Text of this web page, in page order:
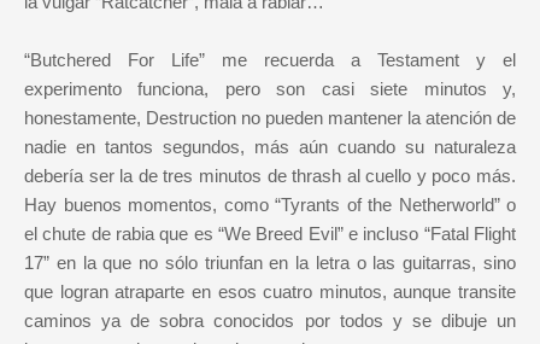
“Butchered For Life” me recuerda a Testament y el
experimento funciona, pero son casi siete minutos y,
honestamente, Destruction no pueden mantener la atención de
nadie en tantos segundos, más aún cuando su naturaleza
debería ser la de tres minutos de thrash al cuello y poco más.
Hay buenos momentos, como “Tyrants of the Netherworld” o
el chute de rabia que es “We Breed Evil” e incluso “Fatal Flight
17” en la que no sólo triunfan en la letra o las guitarras, sino
que logran atraparte en esos cuatro minutos, aunque transite
caminos ya de sobra conocidos por todos y se dibuje un